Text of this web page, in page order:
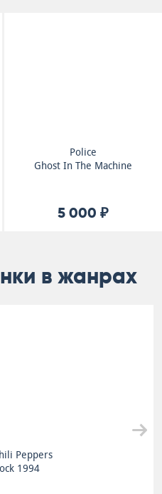
Police
Ghost In The Machine
5 000 ₽
в жанрах